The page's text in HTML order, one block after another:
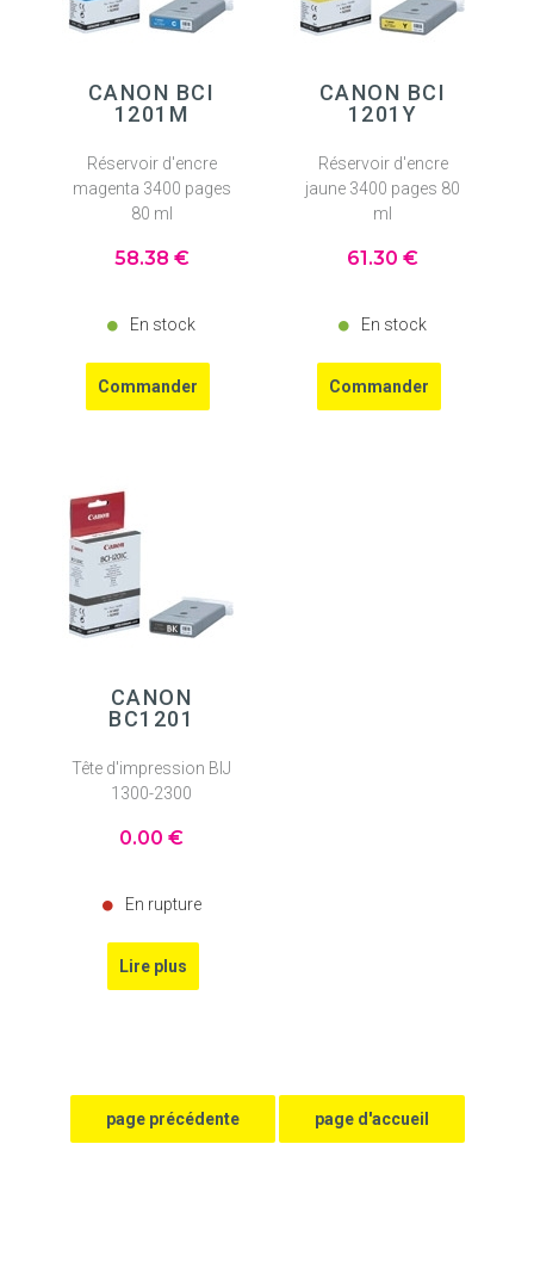
CANON BCI
1201M
Réservoir d'encre
magenta 3400 pages
80 ml
58.38 €
En stock
CANON BCI
1201Y
Réservoir d'encre
jaune 3400 pages 80
ml
61 .30 €
En stock
CANON
BC1201
Tête d'impression BIJ
1300-2300
0.00 €
En rupture